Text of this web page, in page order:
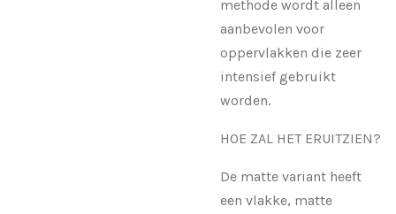
methode wordt alleen
aanbevolen voor
oppervlakken die zeer
intensief gebruikt
worden.
HOE ZAL HET ERUITZIEN?
De matte variant heeft
een vlakke, matte